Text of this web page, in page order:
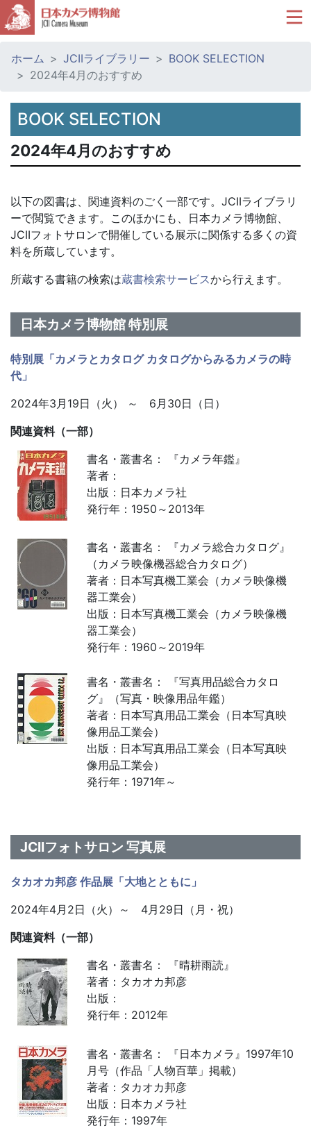
ホーム JCIIライブラリー
BOOK SELECTION
2024年4月のおすすめ
BOOK SELECTION
2024年4月のおすすめ
以下の図書は、関連資料のごく一部です。JCIIライブラリ
ーで閲覧できます。このほかにも、日本カメラ博物館、
JCIIフォトサロンで開催している展示に関係する多くの資
料を所蔵しています。
所蔵する書籍の検索は蔵書検索サービスから行えます。
日本カメラ博物館 特別展
特別展「カメラとカタログ カタログからみるカメラの時
代」
2024年3月19日（火） ～ 6月30日（日）
関連資料（一部）
書名・叢書名： 『カメラ年鑑』
著者：
出版：日本カメラ社
発行年：1950～2013年
書名・叢書名： 『カメラ総合カタログ』
（カメラ映像機器総合カタログ）
著者：日本写真機工業会（カメラ映像機
器工業会）
出版：日本写真機工業会（カメラ映像機
器工業会）
発行年：1960～2019年
書名・叢書名： 『写真用品総合カタロ
グ』（写真・映像用品年鑑）
著者：日本写真用品工業会（日本写真映
像用品工業会）
出版：日本写真用品工業会（日本写真映
像用品工業会）
発行年：1971年～
JCIIフォトサロン 写真展
タカオカ邦彦 作品展「大地とともに」
2024年4月2日（火）～ 4月29日（月・祝）
関連資料（一部）
書名・叢書名： 『晴耕雨読』
著者：タカオカ邦彦
出版：
発行年：2012年
書名・叢書名： 『日本カメラ』1997年10
月号（作品「人物百華」掲載）
著者：タカオカ邦彦
出版：日本カメラ社
発行年：1997年